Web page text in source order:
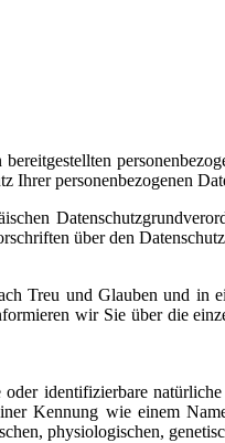
Ihrer personenbezogenen
über den
Treu und Glauben und
wir Sie über die
identifizierbare
Kennung wie einem
physiologischen,